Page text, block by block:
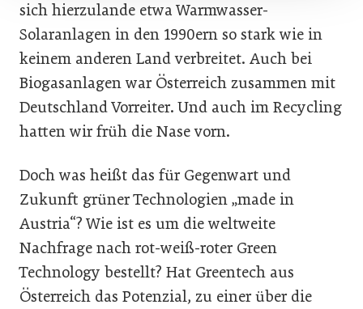
sich hierzulande etwa Warmwasser-
Solaranlagen in den 1990ern so stark wie in
keinem anderen Land verbreitet. Auch bei
Biogasanlagen war Österreich zusammen mit
Deutschland Vorreiter. Und auch im Recycling
hatten wir früh die Nase vorn.
Doch was heißt das für Gegenwart und
Zukunft grüner Technologien „made in
Austria“? Wie ist es um die weltweite
Nachfrage nach rot-weiß-roter Green
Technology bestellt? Hat Greentech aus
Österreich das Potenzial, zu einer über die